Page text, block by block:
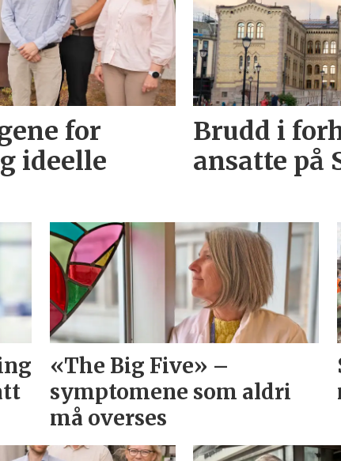
for
ideelle
Brudd i
ansatte på
«The Big Five» –
symptomene som aldri
må overses